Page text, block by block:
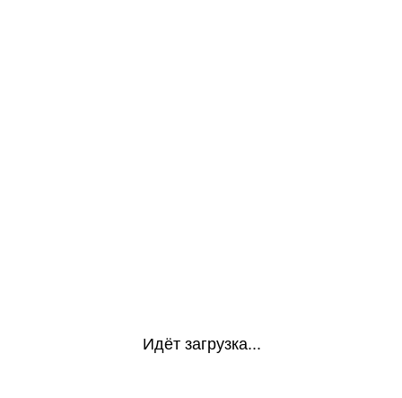
Идёт загрузка...